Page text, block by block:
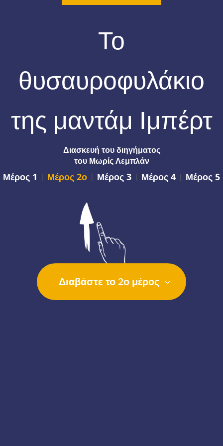
Το
θυσαυροφυλάκιο
της μαντάμ Ιμπέρτ
Διασκευή του διηγήματος
του Μωρίς Λεμπλάν
Μέρος 1 | Μέρος 2ο | Μέρος 3 | Μέρος 4 | Μέρος 5
Διαβάστε το 2ο μέρος